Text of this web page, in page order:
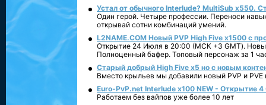
Устал от обычного Interlude? MultiSub x550.
Один герой. Четыре профессии. Переноси
открывай сотни комбинаций умений.
L2NAME.COM Новый PVP High Five x1500 с
Открытие 24 Июля в 20:00 (МСК +3 GMT).
Полноценный бафер. Топовый персонаж за 1
Старый добрый High Five x5 но с новым
Вместо крыльев мы добавили новый PVP и PVE
Euro-PvP.net Interlude х100 NEW - Открытие 4
Работаем без вайпов уже более 10 лет